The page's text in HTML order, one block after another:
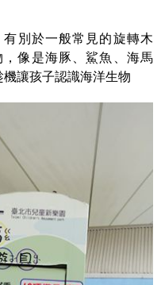
別於一般常見的旋轉木
像是海豚、鯊魚、海馬
讓孩子認識海洋生物